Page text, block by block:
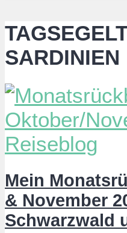
SARDINIEN
Mein
& November
Schwarzwald